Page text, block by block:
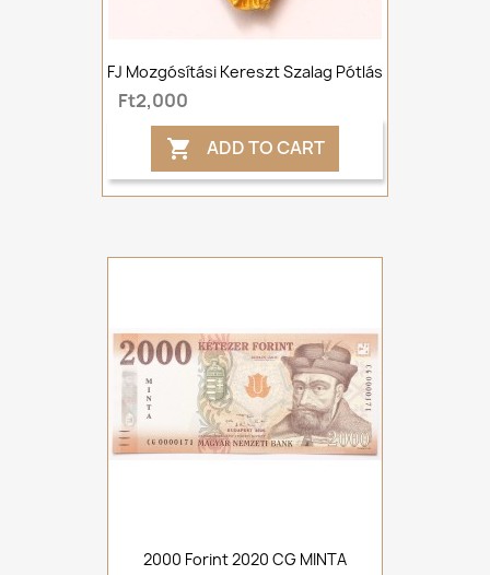
FJ Mozgósítási Kereszt Szalag Pótlás
Ft2,000
 ADD TO CART
2000 Forint 2020 CG MINTA